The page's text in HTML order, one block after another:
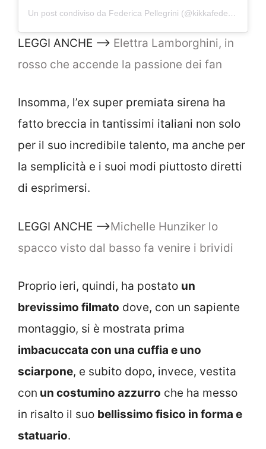
Un post condiviso da Federica Pellegrini (@kikkafede88)
LEGGI ANCHE –> Elettra Lamborghini, in
rosso che accende la passione dei fan
Insomma, l’ex super premiata sirena ha
fatto breccia in tantissimi italiani non solo
per il suo incredibile talento, ma anche per
la semplicità e i suoi modi piuttosto diretti
di esprimersi.
LEGGI ANCHE –>Michelle Hunziker lo
spacco visto dal basso fa venire i brividi
Proprio ieri, quindi, ha postato un
brevissimo filmato dove, con un sapiente
montaggio, si è mostrata prima
imbacuccata con una cuffia e uno
sciarpone, e subito dopo, invece, vestita
con un costumino azzurro che ha messo
in risalto il suo bellissimo fisico in forma e
statuario.